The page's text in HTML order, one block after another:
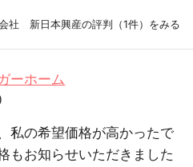
社 新日本興産の評判（1件）をみる
ーホーム
私の希望価格が高かったで
もお知らせいただきました